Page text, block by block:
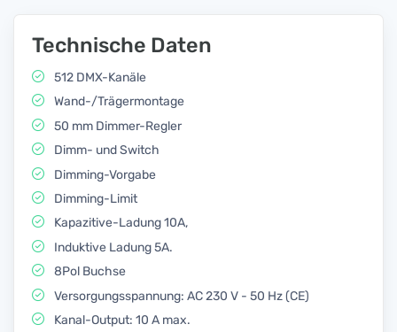
Technische Daten
512 DMX-Kanäle
Wand-/Trägermontage
50 mm Dimmer-Regler
Dimm- und Switch
Dimming-Vorgabe
Dimming-Limit
Kapazitive-Ladung 10A,
Induktive Ladung 5A.
8Pol Buchse
Versorgungsspannung: AC 230 V - 50 Hz (CE)
Kanal-Output: 10 A max.